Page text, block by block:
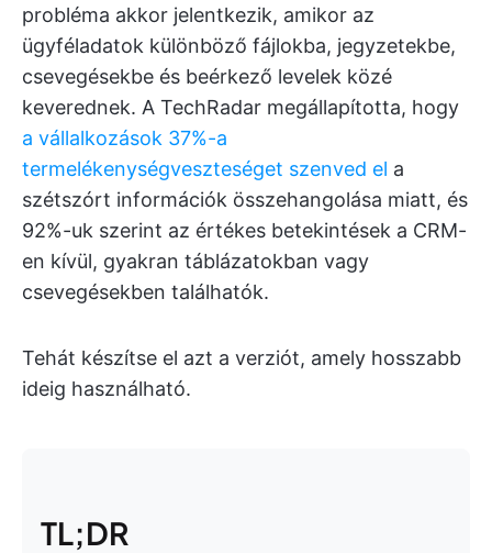
probléma akkor jelentkezik, amikor az
ügyféladatok különböző fájlokba, jegyzetekbe,
csevegésekbe és beérkező levelek közé
keverednek. A TechRadar megállapította, hogy
a vállalkozások 37%-a
termelékenységveszteséget szenved el a
szétszórt információk összehangolása miatt, és
92%-uk szerint az értékes betekintések a CRM-
en kívül, gyakran táblázatokban vagy
csevegésekben találhatók.
Tehát készítse el azt a verziót, amely hosszabb
ideig használható.
TL;DR